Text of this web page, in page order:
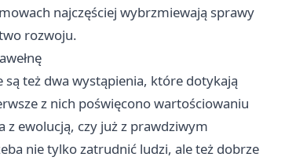
najczęściej wybrzmiewają sprawy
rozwoju.
też dwa wystąpienia, które dotykają
z nich poświęcono wartościowaniu
ewolucją, czy już z prawdziwym
nie tylko zatrudnić ludzi, ale też dobrze